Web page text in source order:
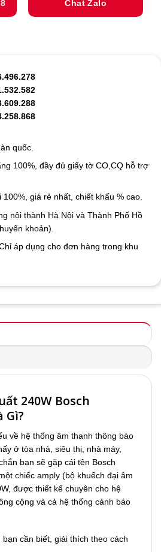
Chat Zalo
quốc.
100%, đầy đủ giấy tờ CO,CQ hỗ trợ
giá rẻ nhất, chiết khấu % cao.
nội thành Hà Nội và Thành Phố Hồ
khoản).
áp dụng cho đơn hàng trong khu
240W Bosch
Gì?
về hệ thống âm thanh thông báo
ở tòa nhà, siêu thị, nhà máy,
bạn sẽ gặp cái tên Bosch
chiếc amply (bộ khuếch đại âm
được thiết kế chuyên cho hệ
cộng và cả hệ thống cảnh báo
cần biết, giải thích theo cách